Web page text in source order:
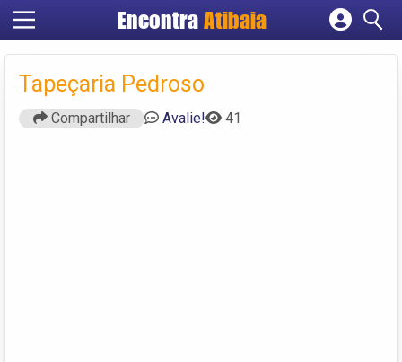
Encontra Atibaia
Cadastrar empresa
Criar conta
Tapeçaria Pedroso
Compartilhar Avalie! 41